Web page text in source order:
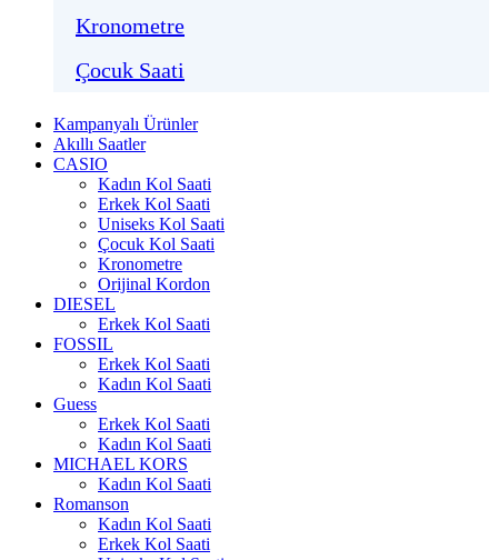
Kronometre
Çocuk Saati
Kampanyalı Ürünler
Akıllı Saatler
CASIO
Kadın Kol Saati
Erkek Kol Saati
Uniseks Kol Saati
Çocuk Kol Saati
Kronometre
Orijinal Kordon
DIESEL
Erkek Kol Saati
FOSSIL
Erkek Kol Saati
Kadın Kol Saati
Guess
Erkek Kol Saati
Kadın Kol Saati
MICHAEL KORS
Kadın Kol Saati
Romanson
Kadın Kol Saati
Erkek Kol Saati